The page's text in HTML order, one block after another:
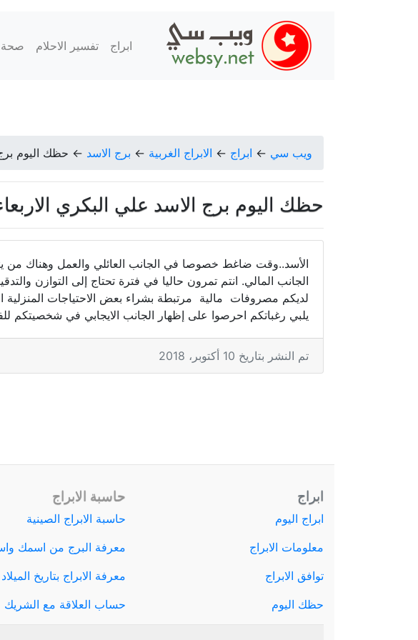
ابراج تفسير الاحلام صحة
ويب سي ← ابراج ← الابراج الغربية ← برج الاسد ← حظك اليوم برج
حظك اليوم برج الاسد علي البكري الاربعاء 2018-10-
الأسد..وقت ضاغط خصوصا في الجانب العائلي والعمل وهناك من
الجانب المالي. انتم تمرون حاليا في فترة تحتاج إلى التوازن
لديكم مصروفات مالية مرتبطة بشراء بعض الاحتياجات
يلبي رغباتكم احرصوا على إظهار الجانب الايجابي في شخصيتكم
تم النشر بتاريخ 10 أكتوبر، 2018
ابراج
ابراج اليوم
معلومات الابراج
توافق الابراج
حظك اليوم
حاسبة الابراج
حاسبة الابراج الصينية
معرفة البرج من اسمك
معرفة الابراج بتاريخ الميلاد
حساب العلاقة مع الشريك